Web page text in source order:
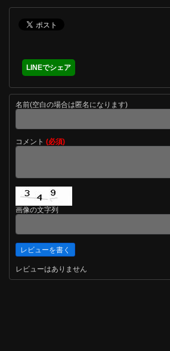
LINEでシェア
名前(空白の場合は匿名になります)
コメント (必須)
画像の文字列
レビューはありません